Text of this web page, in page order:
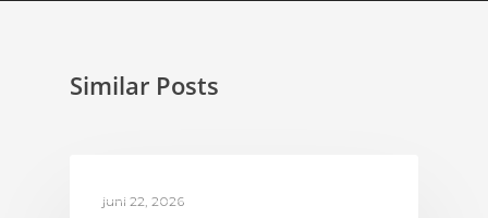
Similar Posts
juni 22, 2026